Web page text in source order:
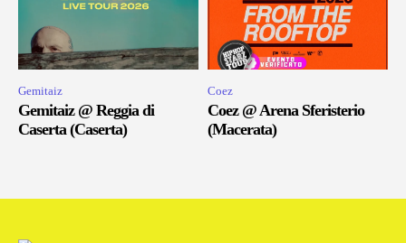
Gemitaiz
Gemitaiz @ Reggia di
Caserta (Caserta)
Coez
Coez @ Arena Sferisterio
(Macerata)